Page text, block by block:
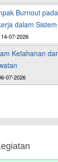
Burnout
dalam
07-2026
Ketahanan
07-2026